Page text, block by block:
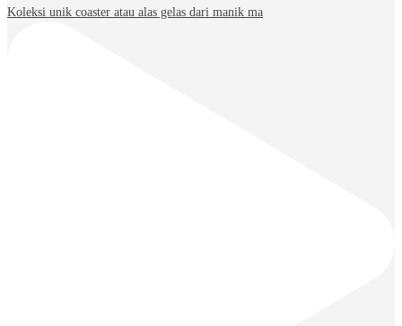
Koleksi unik coaster atau alas gelas dari manik ma